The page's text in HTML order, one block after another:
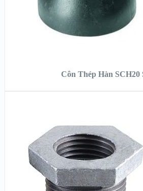
Côn Thép Hàn SCH20
XEM NHANH
XEM CHI TIẾT